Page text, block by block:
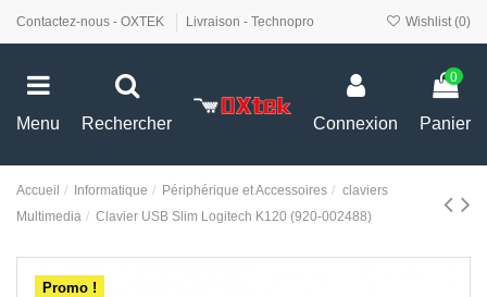
Contactez-nous - OXTEK Livraison - Technopro Wishlist (0)
Menu Rechercher Connexion
0
Panier
Accueil Informatique Périphérique et Accessoires
claviers
Multimedia
Clavier USB Slim Logitech K120 (920-002488)
Promo !